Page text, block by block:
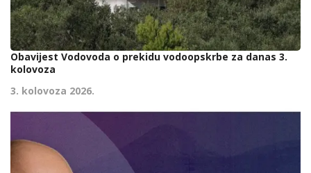
Obavijest Vodovoda o prekidu vodoopskrbe za danas 3.
kolovoza
3. kolovoza 2026.